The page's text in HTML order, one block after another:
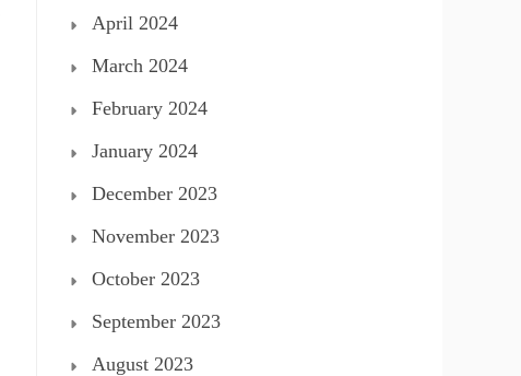
April 2024
March 2024
February 2024
January 2024
December 2023
November 2023
October 2023
September 2023
August 2023